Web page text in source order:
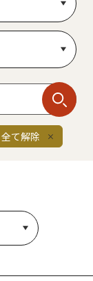
全て解除